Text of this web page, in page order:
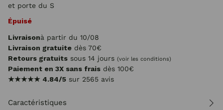
et porte du S
Épuisé
Livraisonà partir du 10/08
Livraison gratuite dès 70€
Retours gratuits sous 14 jours (voir les conditions)
Paiement en 3X sans frais dès 100€
★★★★★ 4.84/5 sur 2565 avis
Caractéristiques